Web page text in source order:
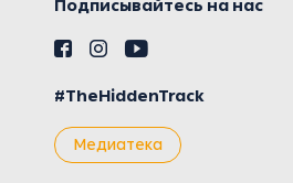
Подписывайтесь на нас
#TheHiddenTrack
Медиатека